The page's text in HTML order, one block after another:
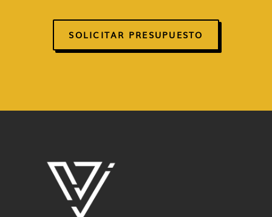
SOLICITAR PRESUPUESTO